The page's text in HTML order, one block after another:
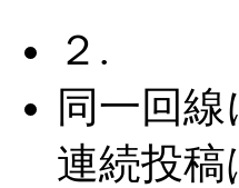
２.
同一回
連続投